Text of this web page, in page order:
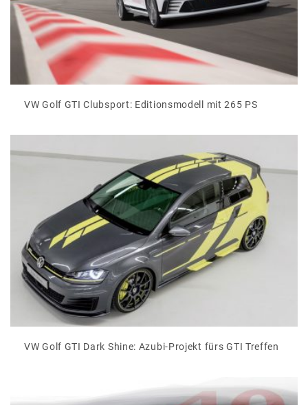
VW Golf GTI Clubsport: Editionsmodell mit 265 PS
VW Golf GTI Dark Shine: Azubi-Projekt fürs GTI Treffen